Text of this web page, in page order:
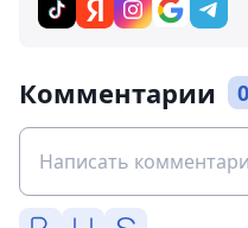
Комментарии 0